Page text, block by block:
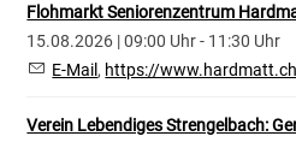
Flohmarkt Seniorenzentrum
15.08.2026 | 09:00 Uhr - 11:30 Uhr
E-Mail, https://
Verein Lebendiges Strengelbach: